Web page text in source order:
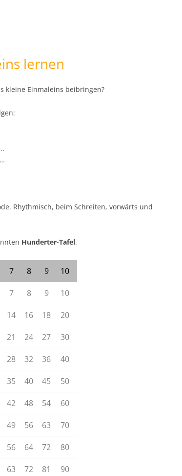
lernen
kleine Einmaleins beibringen?
Rhythmisch, beim Schreiten, vorwärts und
Hunderter-Tafel.
7 8 9 10
7 8 9 10
14 16 18 20
21 24 27 30
28 32 36 40
35 40 45 50
42 48 54 60
49 56 63 70
56 64 72 80
63 72 81 90